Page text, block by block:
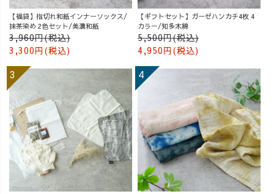
【福袋】指切れ和紙インナーソックス/
抹茶染め 2色セット/美濃和紙
3,960円(税込)
3,300円(税込)
【ギフトセット】ガーゼハンカチ4枚 4
カラー/知多木綿
5,500円(税込)
4,950円(税込)